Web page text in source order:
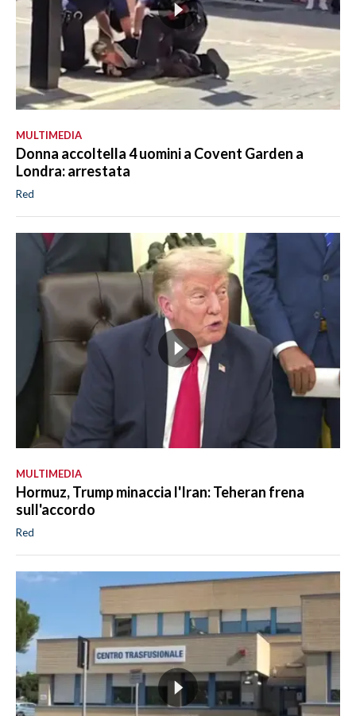
MULTIMEDIA
Donna accoltella 4 uomini a Covent Garden a
Londra: arrestata
Red
MULTIMEDIA
Hormuz, Trump minaccia l'Iran: Teheran frena
sull'accordo
Red